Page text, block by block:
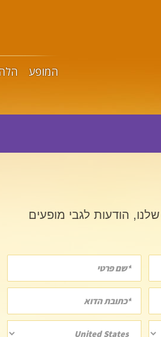
המופע
הודעות לגבי מופעים